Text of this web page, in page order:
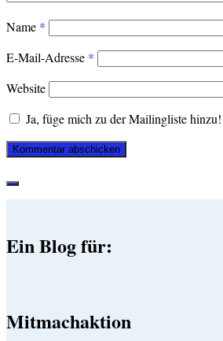
Name *
E-Mail-Adresse *
Website
Ja, füge mich zu der Mailingliste hinzu!
Ein Blog für:
Mitmachaktion